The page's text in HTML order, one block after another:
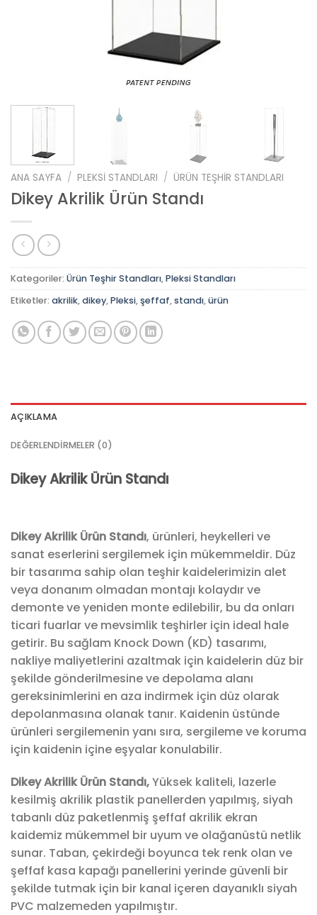
ANA SAYFA / PLEKSI STANDLARI / ÜRÜN TEŞHIR STANDLARI
Dikey Akrilik Ürün Standı
Kategoriler: Ürün Teşhir Standları,Pleksi Standları
Etiketler: akrilik,dikey,Pleksi,şeffaf,standı,ürün
AÇIKLAMA
DEĞERLENDIRMELER (0)
Dikey Akrilik Ürün Standı
Dikey Akrilik Ürün Standı, ürünleri, heykelleri ve
sanat eserlerini sergilemek için mükemmeldir. Düz
bir tasarıma sahip olan teşhir kaidelerimizin alet
veya donanım olmadan montajı kolaydır ve
demonte ve yeniden monte edilebilir, bu da onları
ticari fuarlar ve mevsimlik teşhirler için ideal hale
getirir. Bu sağlam Knock Down (KD) tasarımı,
nakliye maliyetlerini azaltmak için kaidelerin düz bir
şekilde gönderilmesine ve depolama alanı
gereksinimlerini en aza indirmek için düz olarak
depolanmasına olanak tanır. Kaidenin üstünde
ürünleri sergilemenin yanı sıra, sergileme ve koruma
için kaidenin içine eşyalar konulabilir.
Dikey Akrilik Ürün Standı,Yüksek kaliteli, lazerle
kesilmiş akrilik plastik panellerden yapılmış, siyah
tabanlı düz paketlenmiş şeffaf akrilik ekran
kaidemiz mükemmel bir uyum ve olağanüstü netlik
sunar. Taban, çekirdeği boyunca tek renk olan ve
şeffaf kasa kapağı panellerini yerinde güvenli bir
şekilde tutmak için bir kanal içeren dayanıklı siyah
PVC malzemeden yapılmıştır.